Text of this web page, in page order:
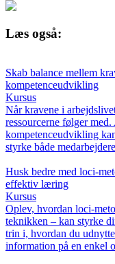
Læs også:
Skab balance mellem
kompetenceudvikling
Kursus
Når kravene i
ressourcerne følger
kompetenceudvikling
styrke både
Husk bedre med loci-
effektiv læring
Kursus
Oplev, hvordan loci-
teknikken – kan styrke
trin i, hvordan du
information på en enkel